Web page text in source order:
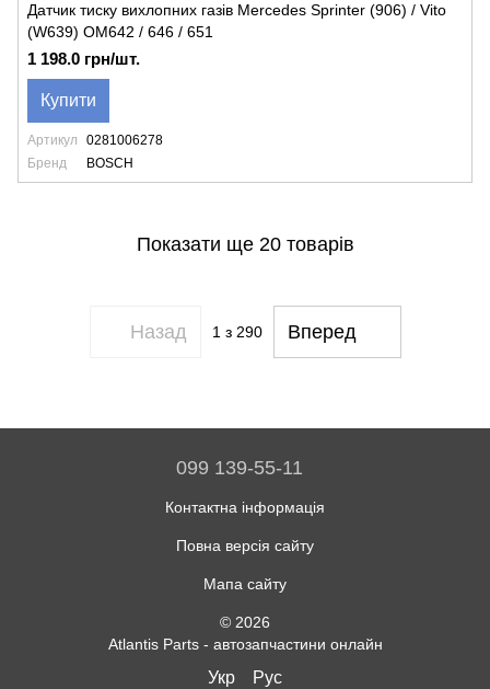
Датчик тиску вихлопних газів Mercedes Sprinter (906) / Vito
(W639) OM642 / 646 / 651
1 198.0 грн/шт.
Купити
Артикул
0281006278
Бренд
BOSCH
Показати ще 20 товарів
Назад 1 з 290 Вперед
099 139-55-11
Контактна інформація
Повна версія сайту
Мапа сайту
© 2026
Atlantis Parts - автозапчастини онлайн
Укр Рус